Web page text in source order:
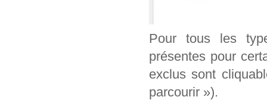
Pour tous les
présentes pour
exclus sont
parcourir »).